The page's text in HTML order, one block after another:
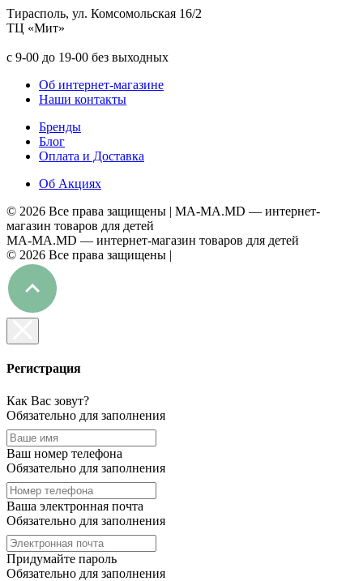
Тирасполь, ул. Комсомольская 16/2
ТЦ «Мит»
с 9-00 до 19-00 без выходных
Об интернет-магазине
Наши контакты
Бренды
Блог
Оплата и Доставка
Об Акциях
© 2026 Все права защищены | MA-MA.MD — интернет-
магазин товаров для детей
MA-MA.MD — интернет-магазин товаров для детей
© 2026 Все права защищены |
Регистрация
Как Вас зовут?
Обязательно для заполнения
Ваш номер телефона
Обязательно для заполнения
Ваша электронная почта
Обязательно для заполнения
Придумайте пароль
Обязательно для заполнения